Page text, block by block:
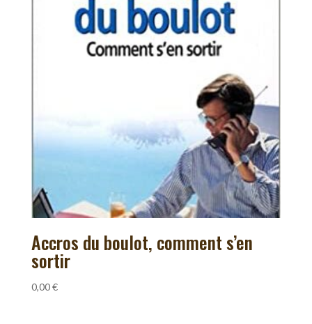
Accros du boulot, comment s’en
sortir
0,00€